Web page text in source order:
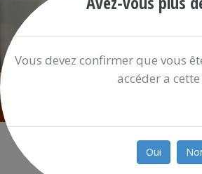
/ Shop
Vous devez confirmer que vous
accéder a
Oui